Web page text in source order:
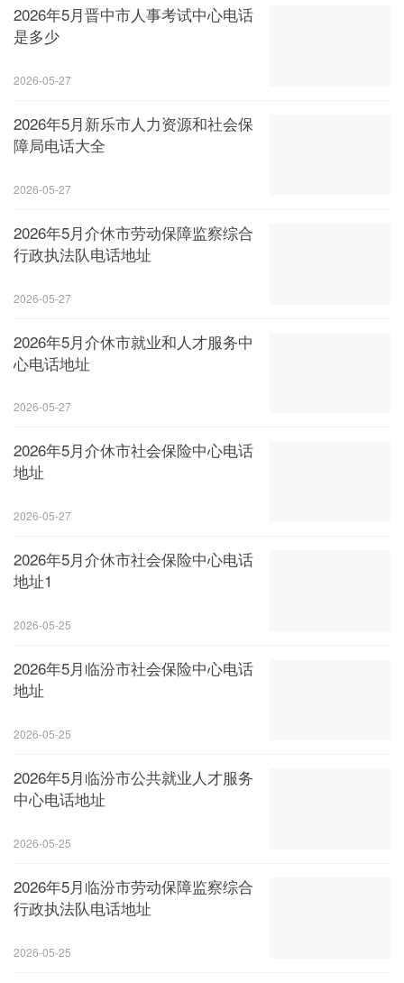
2026年5月晋中市人事考试中心电话
是多少
2026-05-27
2026年5月新乐市人力资源和社会保
障局电话大全
2026-05-27
2026年5月介休市劳动保障监察综合
行政执法队电话地址
2026-05-27
2026年5月介休市就业和人才服务中
心电话地址
2026-05-27
2026年5月介休市社会保险中心电话
地址
2026-05-27
2026年5月介休市社会保险中心电话
地址1
2026-05-25
2026年5月临汾市社会保险中心电话
地址
2026-05-25
2026年5月临汾市公共就业人才服务
中心电话地址
2026-05-25
2026年5月临汾市劳动保障监察综合
行政执法队电话地址
2026-05-25